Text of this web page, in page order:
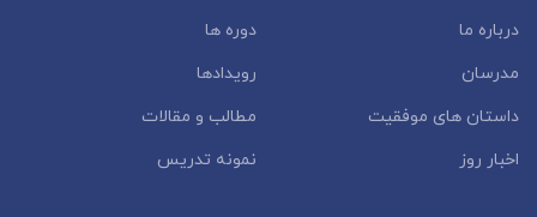
درباره ما
دوره ها
مدرسان
رویدادها
داستان‌ های موفقیت
مطالب و مقالات
اخبار روز
نمونه تدریس